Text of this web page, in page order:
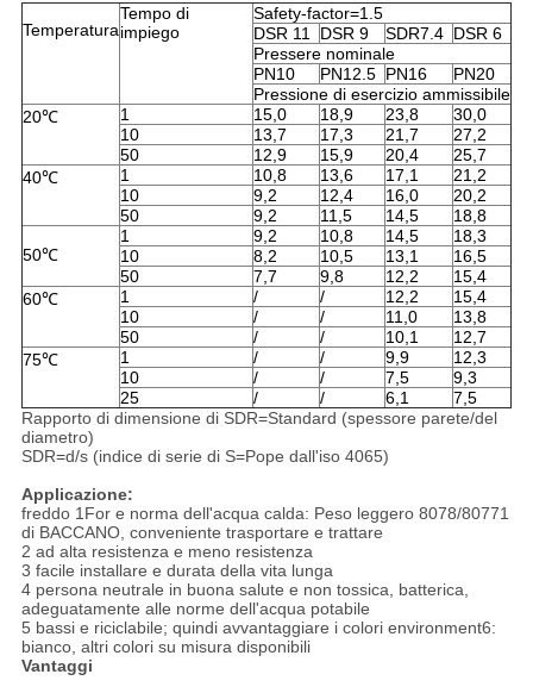
Temperatura
Tempo di
impiego
Safety-factor=1.5
DSR 11 DSR 9 SDR7.4 DSR 6
Pressere nominale
PN10
PN12.5 PN16
PN20
Pressione di esercizio ammissibile
20℃
1 15,0 18,9 23,8
30,0
10
13,7 17,3 21,7
27,2
50
12,9 15,9 20,4
25,7
40℃
1 10,8 13,6 17,1
21,2
10
9,2 12,4 16,0
20,2
50
9,2 11,5 14,5 18,8
50℃
1 9,2 10,8 14,5
18,3
10
8,2 10,5 13,1
16,5
50
7,7 9,8 12,2
15,4
60℃
1 / / 12,2
15,4
10
/ / 11,0
13,8
50
/ / 10,1
12,7
75℃
1 / / 9,9
12,3
10
/ / 7,5
9,3
25
/ / 6,1
7,5
Rapporto di dimensione di SDR=Standard (spessore parete/del
diametro)
SDR=d/s (indice di serie di S=Pope dall'iso 4065)
Applicazione:
freddo 1For e norma dell'acqua calda: Peso leggero 8078/80771
di BACCANO, conveniente trasportare e trattare
2 ad alta resistenza e meno resistenza
3 facile installare e durata della vita lunga
4 persona neutrale in buona salute e non tossica, batterica,
adeguatamente alle norme dell'acqua potabile
5 bassi e riciclabile; quindi avvantaggiare i colori environment6:
bianco, altri colori su misura disponibili
Vantaggi